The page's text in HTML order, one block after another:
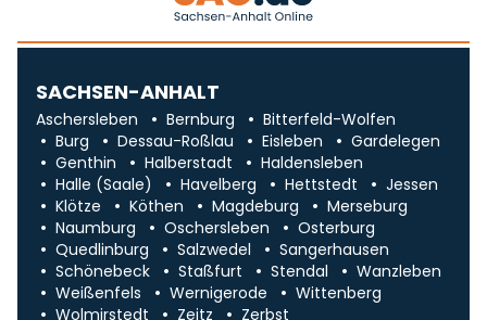
SACHSEN-ANHALT
Aschersleben Bernburg
Bitterfeld-Wolfen
Burg
Dessau-Roßlau Eisleben
Gardelegen
Genthin
Halberstadt
Haldensleben
Halle (Saale)
Havelberg Hettstedt
Jessen
Klötze
Köthen Magdeburg
Merseburg
Naumburg
Oschersleben
Osterburg
Quedlinburg
Salzwedel
Sangerhausen
Schönebeck
Staßfurt Stendal
Wanzleben
Weißenfels
Wernigerode
Wittenberg
Wolmirstedt
Zeitz Zerbst